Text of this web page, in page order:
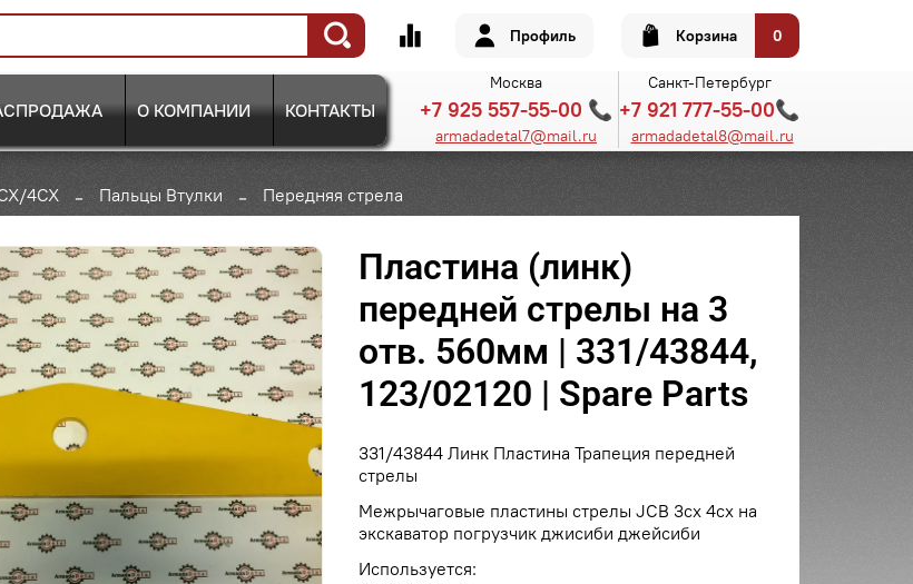
Профиль Корзина 0
О КОМПАНИИ КОНТАКТЫ
Москва Санкт-Петербург
+7 925 557-55-00 📞 +7 921 777-55-00📞
armadadetal7@mail.ru armadadetal8@mail.ru
4CX Пальцы Втулки Передняя стрела
Пластина (линк)
передней стрелы на 3
отв. 560мм | 331/43844,
123/02120 | Spare Parts
331/43844 Линк Пластина Трапеция передней
стрелы
Межрычаговые пластины стрелы JCB 3cx 4cx на
экскаватор погрузчик джисиби джейсиби
Используется: